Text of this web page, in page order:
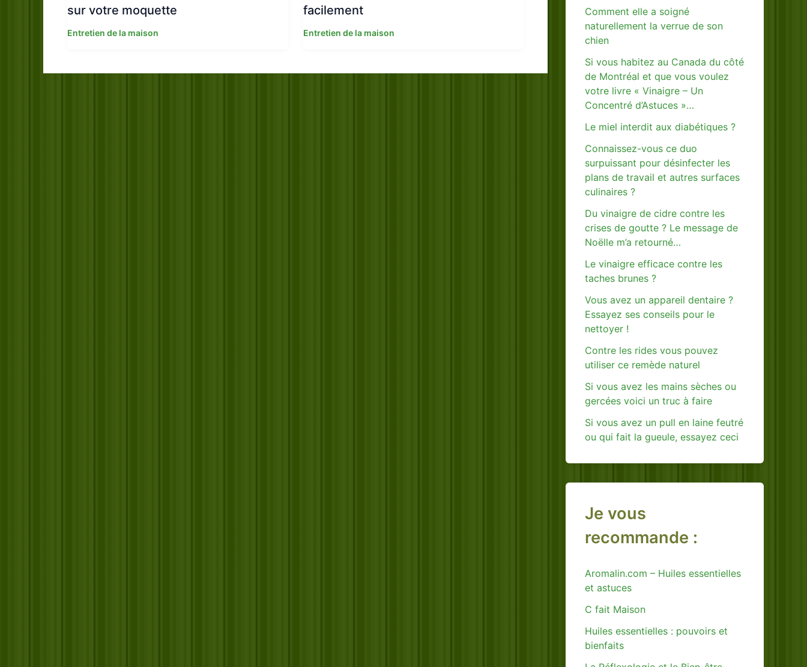
sur votre moquette
Entretien de la maison
facilement
Entretien de la maison
Comment elle a soigné
naturellement la verrue de son
chien
Si vous habitez au Canada du côté
de Montréal et que vous voulez
votre livre « Vinaigre – Un
Concentré d’Astuces »…
Le miel interdit aux diabétiques ?
Connaissez-vous ce duo
surpuissant pour désinfecter les
plans de travail et autres surfaces
culinaires ?
Du vinaigre de cidre contre les
crises de goutte ? Le message de
Noëlle m’a retourné…
Le vinaigre efficace contre les
taches brunes ?
Vous avez un appareil dentaire ?
Essayez ses conseils pour le
nettoyer !
Contre les rides vous pouvez
utiliser ce remède naturel
Si vous avez les mains sèches ou
gercées voici un truc à faire
Si vous avez un pull en laine feutré
ou qui fait la gueule, essayez ceci
Je vous
recommande :
Aromalin.com – Huiles essentielles
et astuces
C fait Maison
Huiles essentielles : pouvoirs et
bienfaits